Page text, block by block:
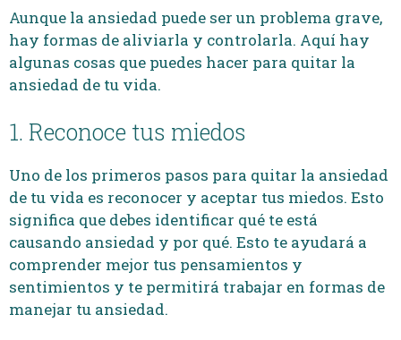
Aunque la ansiedad puede ser un problema grave,
hay formas de aliviarla y controlarla. Aquí hay
algunas cosas que puedes hacer para quitar la
ansiedad de tu vida.
1. Reconoce tus miedos
Uno de los primeros pasos para quitar la ansiedad
de tu vida es reconocer y aceptar tus miedos. Esto
significa que debes identificar qué te está
causando ansiedad y por qué. Esto te ayudará a
comprender mejor tus pensamientos y
sentimientos y te permitirá trabajar en formas de
manejar tu ansiedad.